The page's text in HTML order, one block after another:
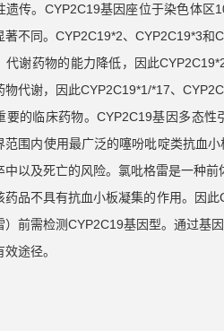
遗传。CYP2C19基因座位于染色体
著不同。CYP2C19*2、CYP2C19*3
代谢药物的能力降低，因此
物代谢，因此CYP2C19*1/*17、
要的临床药物。CYP2C19基因多态
范围内使用最广泛的噻吩吡啶类抗血
中以及死亡的风险。氯吡格雷是一种
药品不具有抗血小板凝集的作用。因
）前需检测CYP2C19基因型。通过
途径。